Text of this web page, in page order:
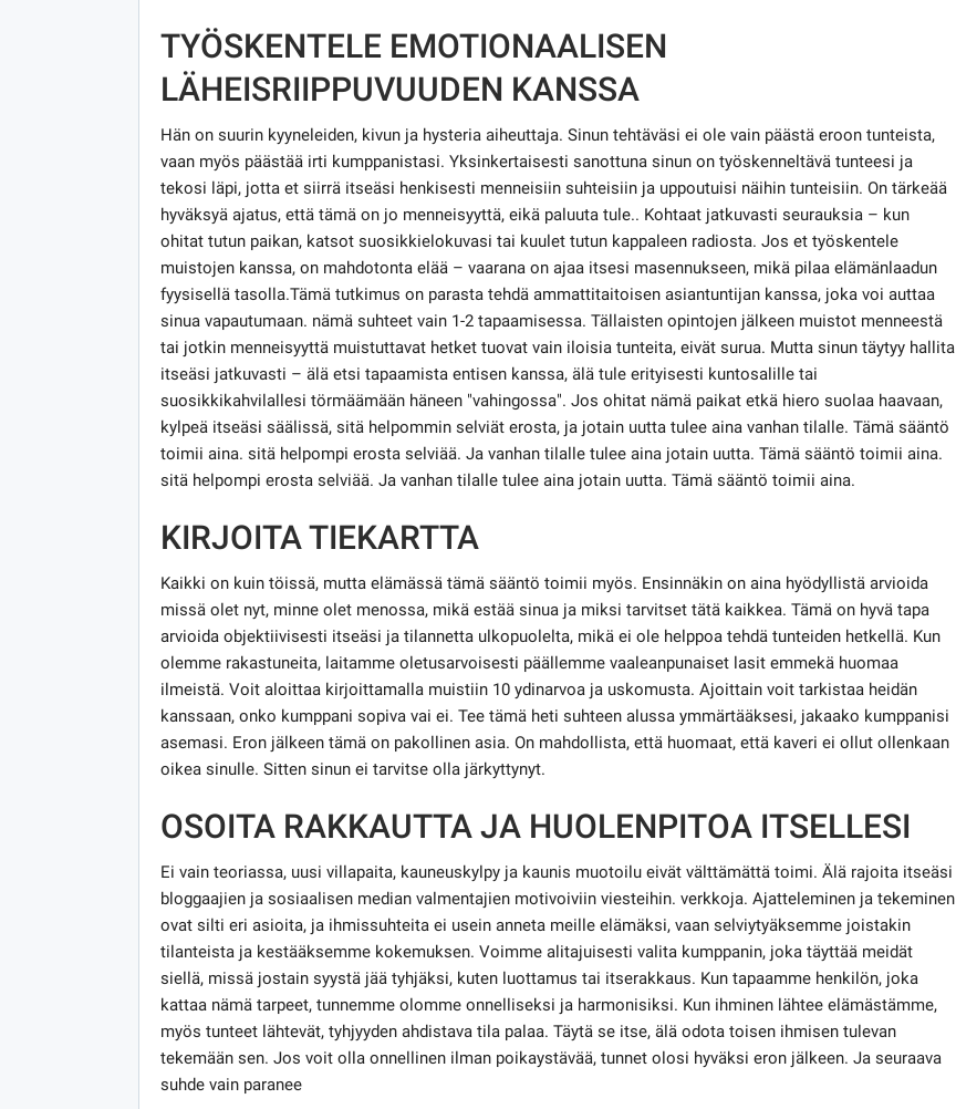
TYÖSKENTELE EMOTIONAALISEN
LÄHEISRIIPPUVUUDEN KANSSA
Hän on suurin kyyneleiden, kivun ja hysteria aiheuttaja. Sinun tehtäväsi ei ole vain päästä eroon tunteista,
vaan myös päästää irti kumppanistasi. Yksinkertaisesti sanottuna sinun on työskenneltävä tunteesi ja
tekosi läpi, jotta et siirrä itseäsi henkisesti menneisiin suhteisiin ja uppoutuisi näihin tunteisiin. On tärkeää
hyväksyä ajatus, että tämä on jo menneisyyttä, eikä paluuta tule.. Kohtaat jatkuvasti seurauksia – kun
ohitat tutun paikan, katsot suosikkielokuvasi tai kuulet tutun kappaleen radiosta. Jos et työskentele
muistojen kanssa, on mahdotonta elää – vaarana on ajaa itsesi masennukseen, mikä pilaa elämänlaadun
fyysisellä tasolla.Tämä tutkimus on parasta tehdä ammattitaitoisen asiantuntijan kanssa, joka voi auttaa
sinua vapautumaan. nämä suhteet vain 1-2 tapaamisessa. Tällaisten opintojen jälkeen muistot menneestä
tai jotkin menneisyyttä muistuttavat hetket tuovat vain iloisia tunteita, eivät surua. Mutta sinun täytyy hallita
itseäsi jatkuvasti – älä etsi tapaamista entisen kanssa, älä tule erityisesti kuntosalille tai
suosikkikahvilallesi törmäämään häneen "vahingossa". Jos ohitat nämä paikat etkä hiero suolaa haavaan,
kylpeä itseäsi säälissä, sitä helpommin selviät erosta, ja jotain uutta tulee aina vanhan tilalle. Tämä sääntö
toimii aina. sitä helpompi erosta selviää. Ja vanhan tilalle tulee aina jotain uutta. Tämä sääntö toimii aina.
sitä helpompi erosta selviää. Ja vanhan tilalle tulee aina jotain uutta. Tämä sääntö toimii aina.
KIRJOITA TIEKARTTA
Kaikki on kuin töissä, mutta elämässä tämä sääntö toimii myös. Ensinnäkin on aina hyödyllistä arvioida
missä olet nyt, minne olet menossa, mikä estää sinua ja miksi tarvitset tätä kaikkea. Tämä on hyvä tapa
arvioida objektiivisesti itseäsi ja tilannetta ulkopuolelta, mikä ei ole helppoa tehdä tunteiden hetkellä. Kun
olemme rakastuneita, laitamme oletusarvoisesti päällemme vaaleanpunaiset lasit emmekä huomaa
ilmeistä. Voit aloittaa kirjoittamalla muistiin 10 ydinarvoa ja uskomusta. Ajoittain voit tarkistaa heidän
kanssaan, onko kumppani sopiva vai ei. Tee tämä heti suhteen alussa ymmärtääksesi, jakaako kumppanisi
asemasi. Eron jälkeen tämä on pakollinen asia. On mahdollista, että huomaat, että kaveri ei ollut ollenkaan
oikea sinulle. Sitten sinun ei tarvitse olla järkyttynyt.
OSOITA RAKKAUTTA JA HUOLENPITOA ITSELLESI
Ei vain teoriassa, uusi villapaita, kauneuskylpy ja kaunis muotoilu eivät välttämättä toimi. Älä rajoita itseäsi
bloggaajien ja sosiaalisen median valmentajien motivoiviin viesteihin. verkkoja. Ajatteleminen ja tekeminen
ovat silti eri asioita, ja ihmissuhteita ei usein anneta meille elämäksi, vaan selviytyäksemme joistakin
tilanteista ja kestääksemme kokemuksen. Voimme alitajuisesti valita kumppanin, joka täyttää meidät
siellä, missä jostain syystä jää tyhjäksi, kuten luottamus tai itserakkaus. Kun tapaamme henkilön, joka
kattaa nämä tarpeet, tunnemme olomme onnelliseksi ja harmonisiksi. Kun ihminen lähtee elämästämme,
myös tunteet lähtevät, tyhjyyden ahdistava tila palaa. Täytä se itse, älä odota toisen ihmisen tulevan
tekemään sen. Jos voit olla onnellinen ilman poikaystävää, tunnet olosi hyväksi eron jälkeen. Ja seuraava
suhde vain paranee